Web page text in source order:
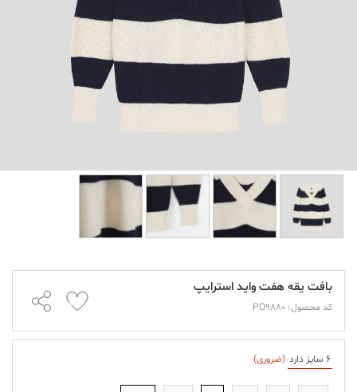
بافت یقه هفت واید استرایپ
کد محصول: PO9880
6 سایز دارد (ضروری)